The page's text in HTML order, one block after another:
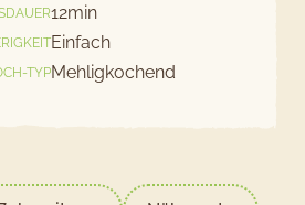
12min
Einfach
TYPMehligkochend